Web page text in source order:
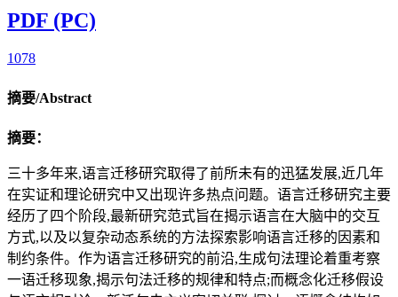
PDF (PC)
1078
摘要/Abstract
摘要：
三十多年来,语言迁移研究取得了前所未有的迅猛发展,近几年
在实证和理论研究中又出现许多热点问题。语言迁移研究主要
经历了四个阶段,最新研究范式旨在揭示语言在大脑中的交互
方式,以及以复杂动态系统的方法探索影响语言迁移的因素和
制约条件。作为语言迁移研究的前沿,生成句法理论着重考察
一语迁移现象,揭示句法迁移的规律和特点;而概念化迁移假设